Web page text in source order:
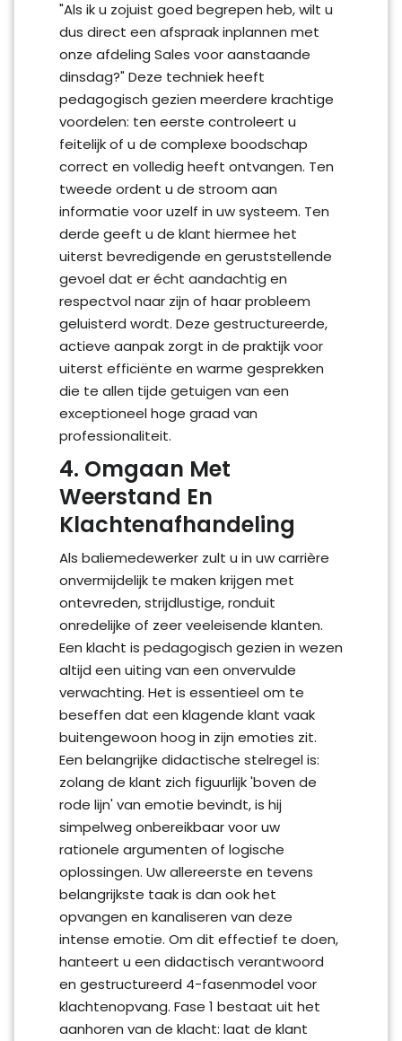
"Als ik u zojuist goed begrepen heb, wilt u
dus direct een afspraak inplannen met
onze afdeling Sales voor aanstaande
dinsdag?" Deze techniek heeft
pedagogisch gezien meerdere krachtige
voordelen: ten eerste controleert u
feitelijk of u de complexe boodschap
correct en volledig heeft ontvangen. Ten
tweede ordent u de stroom aan
informatie voor uzelf in uw systeem. Ten
derde geeft u de klant hiermee het
uiterst bevredigende en geruststellende
gevoel dat er écht aandachtig en
respectvol naar zijn of haar probleem
geluisterd wordt. Deze gestructureerde,
actieve aanpak zorgt in de praktijk voor
uiterst efficiënte en warme gesprekken
die te allen tijde getuigen van een
exceptioneel hoge graad van
professionaliteit.
4. Omgaan Met
Weerstand En
Klachtenafhandeling
Als baliemedewerker zult u in uw carrière
onvermijdelijk te maken krijgen met
ontevreden, strijdlustige, ronduit
onredelijke of zeer veeleisende klanten.
Een klacht is pedagogisch gezien in wezen
altijd een uiting van een onvervulde
verwachting. Het is essentieel om te
beseffen dat een klagende klant vaak
buitengewoon hoog in zijn emoties zit.
Een belangrijke didactische stelregel is:
zolang de klant zich figuurlijk 'boven de
rode lijn' van emotie bevindt, is hij
simpelweg onbereikbaar voor uw
rationele argumenten of logische
oplossingen. Uw allereerste en tevens
belangrijkste taak is dan ook het
opvangen en kanaliseren van deze
intense emotie. Om dit effectief te doen,
hanteert u een didactisch verantwoord
en gestructureerd 4-fasenmodel voor
klachtenopvang. Fase 1 bestaat uit het
aanhoren van de klacht: laat de klant